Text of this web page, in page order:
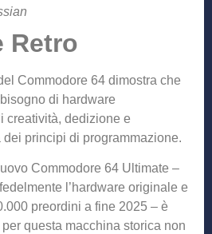
Retro
Commodore 64 dimostra che
di hardware
creatività, dedizione e
principi di programmazione.
Commodore 64 Ultimate –
l’hardware originale e
preordini a fine 2025 – è
questa macchina storica non